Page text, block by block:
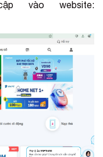
vào website: